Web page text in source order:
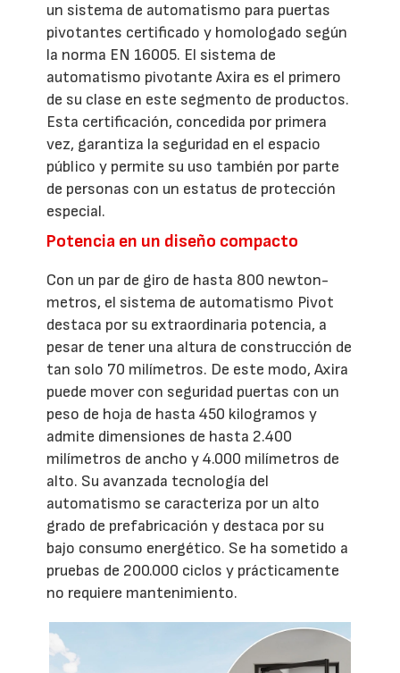
un sistema de automatismo para puertas
pivotantes certificado y homologado según
la norma EN 16005. El sistema de
automatismo pivotante Axira es el primero
de su clase en este segmento de productos.
Esta certificación, concedida por primera
vez, garantiza la seguridad en el espacio
público y permite su uso también por parte
de personas con un estatus de protección
especial.
Potencia en un diseño compacto
Con un par de giro de hasta 800 newton-
metros, el sistema de automatismo Pivot
destaca por su extraordinaria potencia, a
pesar de tener una altura de construcción de
tan solo 70 milímetros. De este modo, Axira
puede mover con seguridad puertas con un
peso de hoja de hasta 450 kilogramos y
admite dimensiones de hasta 2.400
milímetros de ancho y 4.000 milímetros de
alto. Su avanzada tecnología del
automatismo se caracteriza por un alto
grado de prefabricación y destaca por su
bajo consumo energético. Se ha sometido a
pruebas de 200.000 ciclos y prácticamente
no requiere mantenimiento.